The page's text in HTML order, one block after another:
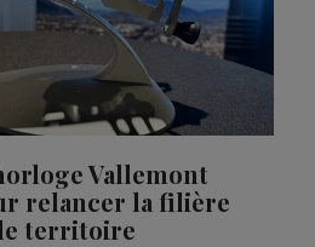
Vallemont
relancer la filière
territoire